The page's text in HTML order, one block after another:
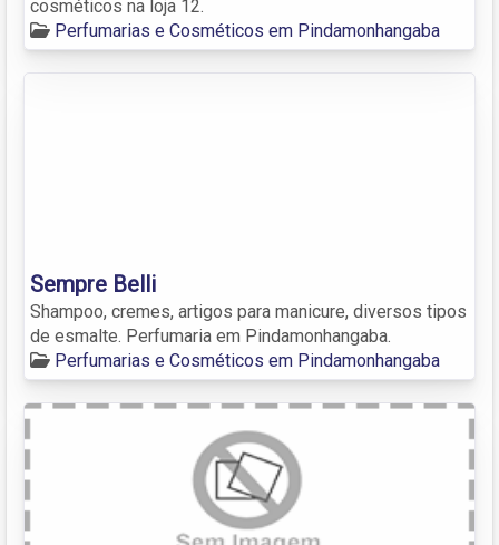
cosméticos na loja 12.
Perfumarias e Cosméticos em Pindamonhangaba
Sempre Belli
Shampoo, cremes, artigos para manicure, diversos tipos
de esmalte. Perfumaria em Pindamonhangaba.
Perfumarias e Cosméticos em Pindamonhangaba